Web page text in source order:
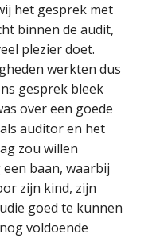
het gesprek met
binnen de audit,
plezier doet.
werkten dus
gesprek bleek
over een goede
auditor en het
zou willen
baan, waarbij
zijn kind, zijn
goed te kunnen
voldoende